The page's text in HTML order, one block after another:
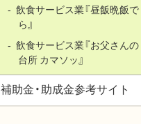
飲食サービス業『昼飯晩飯で
ら』
飲食サービス業『お父さんの
台所 カマソッ』
補助金・助成金参考サイト